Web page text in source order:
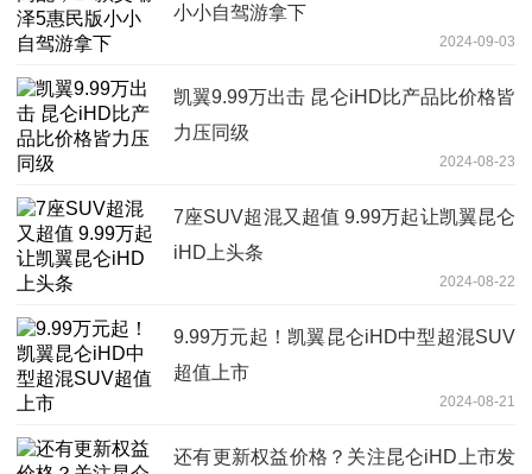
小小自驾游拿下
2024-09-03
凯翼9.99万出击 昆仑iHD比产品比价格皆
力压同级
2024-08-23
7座SUV超混又超值 9.99万起让凯翼昆仑
iHD上头条
2024-08-22
9.99万元起！凯翼昆仑iHD中型超混SUV
超值上市
2024-08-21
还有更新权益价格？关注昆仑iHD上市发